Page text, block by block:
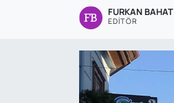
FURKAN BAHAT
EDITÖR
Ekonomi
Gündem